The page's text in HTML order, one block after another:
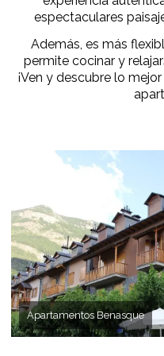
espectaculares
Además, es más
permite cocinar y
¡Ven y descubre lo
Apartamentos Benasque